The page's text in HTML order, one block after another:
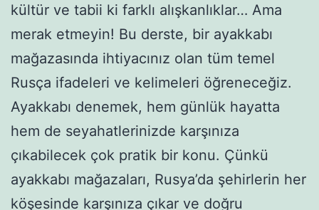
kültür ve tabii ki farklı alışkanlıklar… Ama
merak etmeyin! Bu derste, bir ayakkabı
mağazasında ihtiyacınız olan tüm temel
Rusça ifadeleri ve kelimeleri öğreneceğiz.
Ayakkabı denemek, hem günlük hayatta
hem de seyahatlerinizde karşınıza
çıkabilecek çok pratik bir konu. Çünkü
ayakkabı mağazaları, Rusya’da şehirlerin her
köşesinde karşınıza çıkar ve doğru